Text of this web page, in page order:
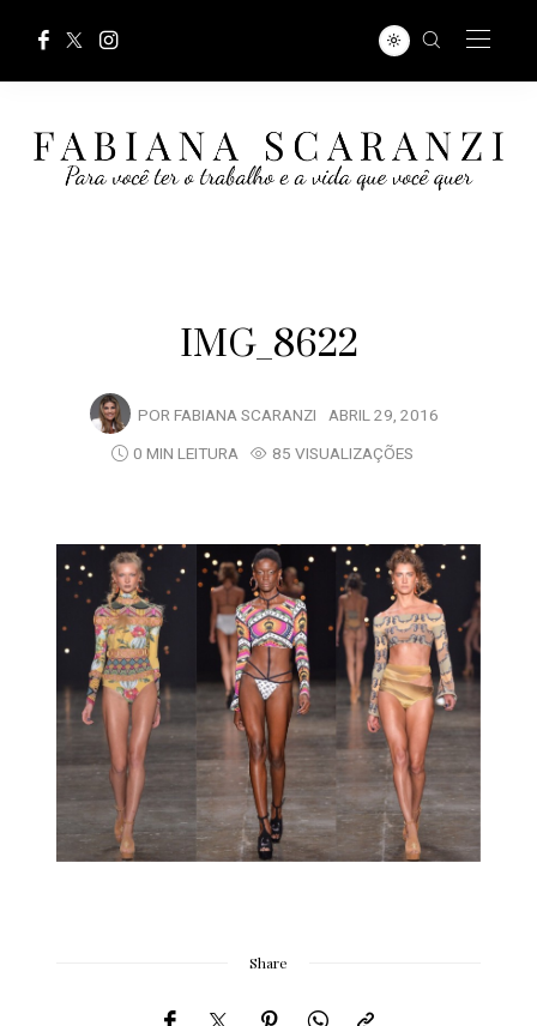
IMG_8622
POR FABIANA SCARANZI ABRIL 29, 2016
0 MIN LEITURA
85 VISUALIZAÇÕES
Share